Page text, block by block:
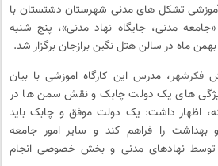
آموزشی تشکل های مدنی شهرستان دشتستان با
مدنی، جایگاه نهاد مدنی»، پنج شنبه
فکرشهر، مدرس این کارگاه اموزشی با بیان
های یک دولت چابک و نقش سمن ها در
اظهار داشت: یک دولت موفق و چابک باید
بهداشت را فراهم کند و سایر امور جامعه
توسط نهادهای مدنی و بخش خصوصی انجام